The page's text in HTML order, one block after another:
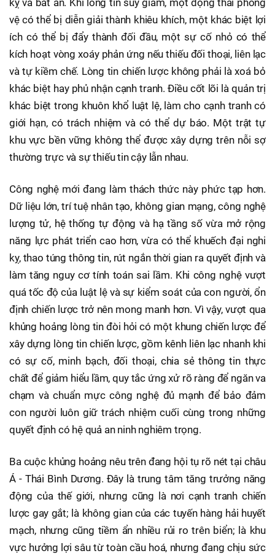
vệ có thể bị diễn giải thành khiêu khích, một khác biệt lợi
ích có thể bị đẩy thành đối đầu, một sự cố nhỏ có thể
kích hoạt vòng xoáy phản ứng nếu thiếu đối thoại, liên lạc
và tự kiềm chế. Lòng tin chiến lược không phải là xoá bỏ
khác biệt hay phủ nhận cạnh tranh. Điều cốt lõi là quản trị
khác biệt trong khuôn khổ luật lệ, làm cho cạnh tranh có
giới hạn, có trách nhiệm và có thể dự báo. Một trật tự
khu vực bền vững không thể được xây dựng trên nỗi sợ
thường trực và sự thiếu tin cậy lẫn nhau.
Công nghệ mới đang làm thách thức này phức tạp hơn.
Dữ liệu lớn, trí tuệ nhân tạo, không gian mạng, công nghệ
lượng tử, hệ thống tự động và hạ tầng số vừa mở rộng
năng lực phát triển cao hơn, vừa có thể khuếch đại nghi
kỵ, thao túng thông tin, rút ngắn thời gian ra quyết định và
làm tăng nguy cơ tính toán sai lầm. Khi công nghệ vượt
quá tốc độ của luật lệ và sự kiểm soát của con người, ổn
định chiến lược trở nên mong manh hơn. Vì vậy, vượt qua
khủng hoảng lòng tin đòi hỏi có một khung chiến lược để
xây dựng lòng tin chiến lược, gồm kênh liên lạc nhanh khi
có sự cố, minh bạch, đối thoại, chia sẻ thông tin thực
chất để giảm hiểu lầm, quy tắc ứng xử rõ ràng để ngăn va
chạm và chuẩn mực công nghệ đủ mạnh để bảo đảm
con người luôn giữ trách nhiệm cuối cùng trong những
quyết định có hệ quả an ninh nghiêm trọng.
Ba cuộc khủng hoảng nêu trên đang hội tụ rõ nét tại châu
Á - Thái Bình Dương. Đây là trung tâm tăng trưởng năng
động của thế giới, nhưng cũng là nơi cạnh tranh chiến
lược gay gắt; là không gian của các tuyến hàng hải huyết
mạch, nhưng cũng tiềm ẩn nhiều rủi ro trên biển; là khu
vực hưởng lợi sâu từ toàn cầu hoá, nhưng đang chịu sức